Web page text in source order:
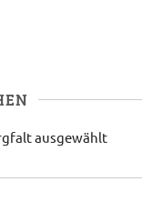
ausgewählt